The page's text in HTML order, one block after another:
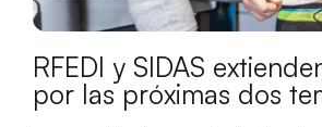
RFEDI y SIDAS
por las próximas dos